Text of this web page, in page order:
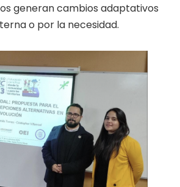
generan cambios adaptativos
o por la necesidad.